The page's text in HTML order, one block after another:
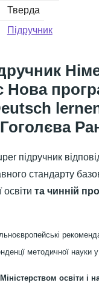
Тверда
Підручник
Нова
пiдручник
стандарту
освiти та чиннiй
методичної науки
освіти і